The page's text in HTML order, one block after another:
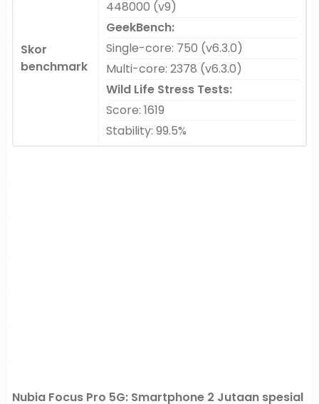
Skor
benchmark
448000 (v9)
GeekBench:
Single-core: 750 (v6.3.0)
Multi-core: 2378 (v6.3.0)
Wild Life Stress Tests:
Score: 1619
Stability: 99.5%
Nubia Focus Pro 5G: Smartphone 2 Jutaan spesial